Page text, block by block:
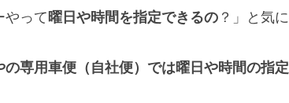
やって曜日や時間を指定できるの ？」と気
の専用車便（自社便）では曜日や時間の指